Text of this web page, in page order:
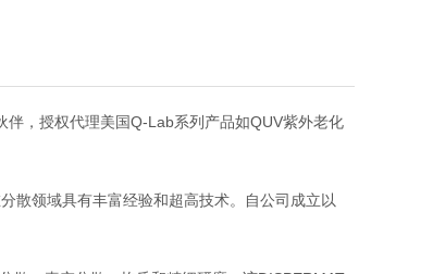
，授权代理美国Q-Lab系列产品如QUV紫外老化
散领域具有丰富经验和超高技术。自公司成立以